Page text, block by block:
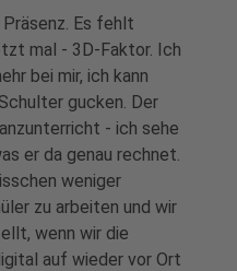
Es fehlt
mal - 3D-Faktor. Ich
bei mir, ich kann
gucken. Der
- ich sehe
er da genau rechnet.
weniger
zu arbeiten und wir
wenn wir die
auf wieder vor Ort